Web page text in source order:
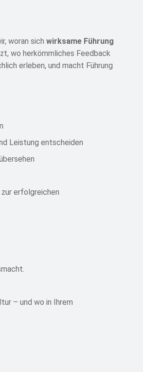
woran sich wirksame Führung
wo herkömmliches Feedback
erleben, und macht Führung
Leistung entscheiden
erfolgreichen
– und wo in Ihrem